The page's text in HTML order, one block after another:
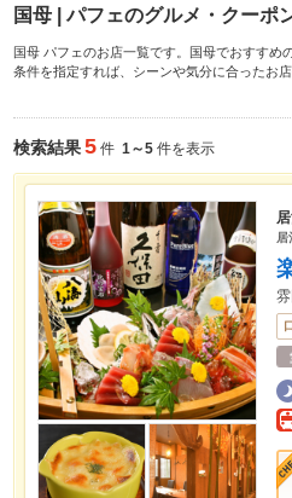
国母 | パフェのグルメ・クーポ
国母 パフェのお店一覧です。国母でおすすめ
条件を指定すれば、シーンや気分に合ったお
検索結果5 件 1～5 件を表示
居